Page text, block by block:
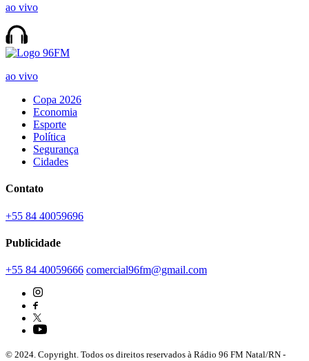
ao vivo
ao vivo
Copa 2026
Economia
Esporte
Política
Segurança
Cidades
Contato
+55 84 40059696
Publicidade
+55 84 40059666 comercial96fm@gmail.com
© 2024. Copyright. Todos os direitos reservados à Rádio 96 FM Natal/RN -